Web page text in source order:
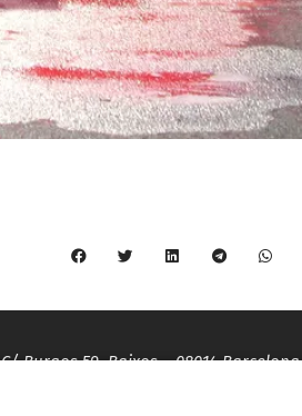
C/ Burgos 59, Baixos – 08014 Barcelona